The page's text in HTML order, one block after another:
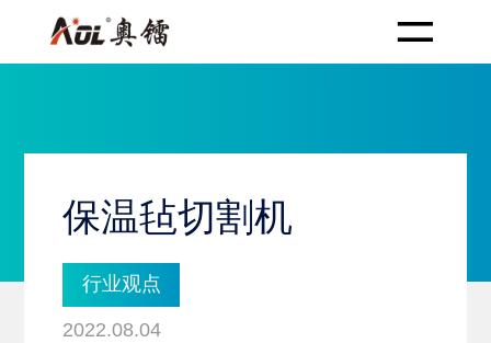
保温毡切割机
行业观点
2022.08.04